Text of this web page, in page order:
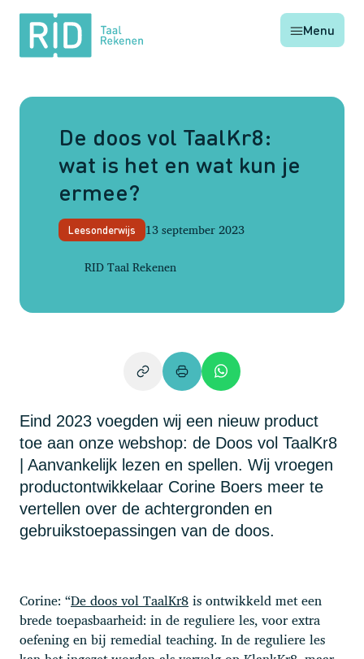
RID
Taal
Rekenen
Menu
De doos vol TaalKr8:
wat is het en wat kun je
ermee?
Leesonderwijs
13 september 2023
RID Taal Rekenen
Eind 2023 voegden wij een nieuw product
toe aan onze webshop: de Doos vol TaalKr8
| Aanvankelijk lezen en spellen. Wij vroegen
productontwikkelaar Corine Boers meer te
vertellen over de achtergronden en
gebruikstoepassingen van de doos.
Corine: “De doos vol TaalKr8is ontwikkeld met een
brede toepasbaarheid: in de reguliere les, voor extra
oefening en bij remedial teaching. In de reguliere les